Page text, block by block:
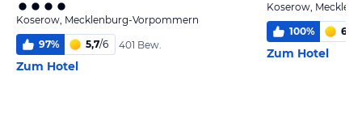
Koserow, Mecklenburg-Vorpommern
97% 5,7/6 401 Bew.
Zum Hotel
Koserow,
100% 6
Zum Hotel